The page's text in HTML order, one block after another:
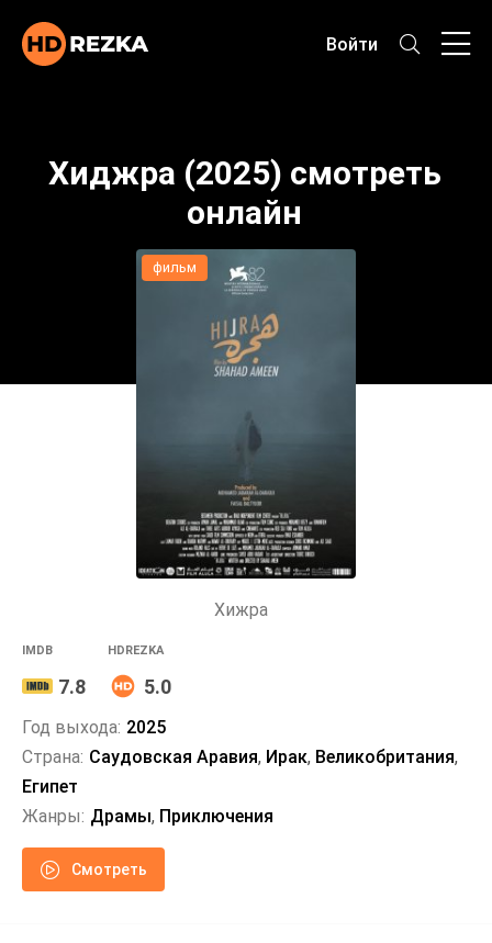
Войти
Хиджра (2025) смотреть
онлайн
фильм
Хижра
IMDB
7.8
HDREZKA
5.0
Год выхода: 2025
Страна: Саудовская Аравия, Ирак, Великобритания,
Египет
Жанры: Драмы, Приключения
Смотреть